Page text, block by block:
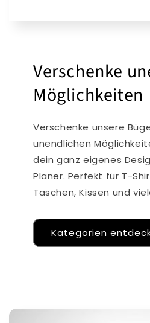
Verschenke
Möglichkeiten
Verschenke unsere
unendlichen
dein ganz eigenes
Planer. Perfekt für T-
Taschen, Kissen und
Kategorien